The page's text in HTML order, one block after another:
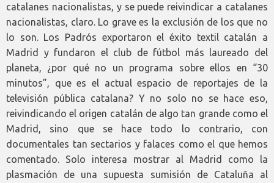
catalanes nacionalistas, y se puede reivindicar a catalanes
nacionalistas, claro. Lo grave es la exclusión de los que no
lo son. Los Padrós exportaron el éxito textil catalán a
Madrid y fundaron el club de fútbol más laureado del
planeta, ¿por qué no un programa sobre ellos en “30
minutos”, que es el actual espacio de reportajes de la
televisión pública catalana? Y no solo no se hace eso,
reivindicando el origen catalán de algo tan grande como el
Madrid, sino que se hace todo lo contrario, con
documentales tan sectarios y falaces como el que hemos
comentado. Solo interesa mostrar al Madrid como la
plasmación de una supuesta sumisión de Cataluña al